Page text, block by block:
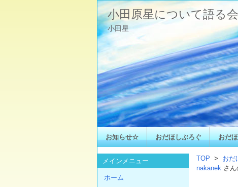
小田原星について語る会
小田星
お知らせ☆ おだほしぶろぐ おだ
TOP > おだ
nakanek さ
メインメニュー
ホーム